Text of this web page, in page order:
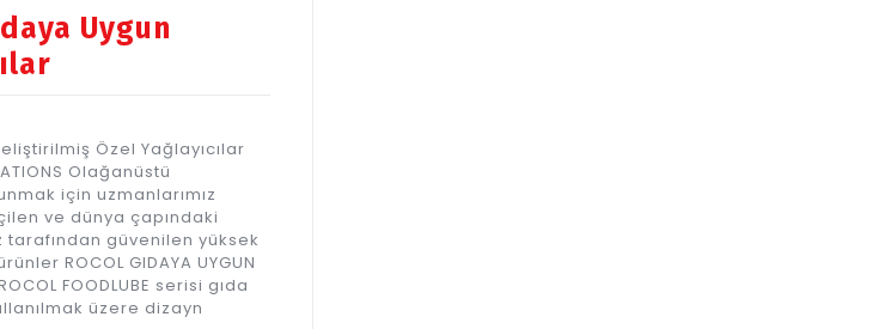
Uygun
Özel Yağlayıcılar
Olağanüstü
için uzmanlarımız
ve dünya çapındaki
güvenilen yüksek
ROCOL GIDAYA UYGUN
FOODLUBE serisi gıda
üzere dizayn